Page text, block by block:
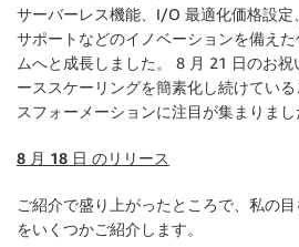
サーバーレス機能、I/O 最適化価格設定
サポートなどのイノベーションを備え
ムへと成長しました。 8 月 21 日のお
ーススケーリングを簡素化し続けてい
スフォーメーションに注目が集まりまし
8 月 18 日 のリリース
ご紹介で盛り上がったところで、私の
をいくつかご紹介します。